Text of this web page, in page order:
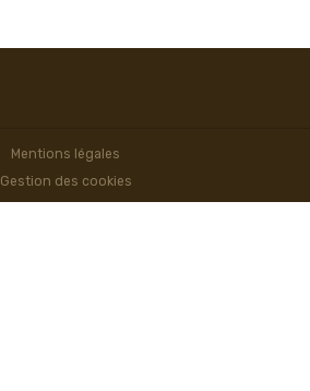
Mentions légales
Gestion des cookies